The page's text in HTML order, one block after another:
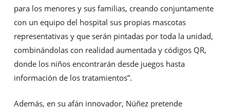
para los menores y sus familias, creando conjuntamente
con un equipo del hospital sus propias mascotas
representativas y que serán pintadas por toda la unidad,
combinándolas con realidad aumentada y códigos QR,
donde los niños encontrarán desde juegos hasta
información de los tratamientos”.
Además, en su afán innovador, Núñez pretende